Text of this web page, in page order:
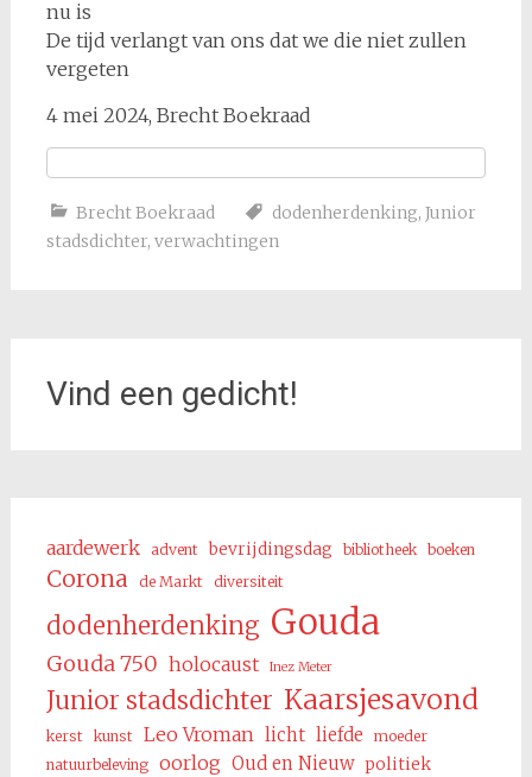
nu is
De tijd verlangt van ons dat we die niet zullen
vergeten
4 mei 2024, Brecht Boekraad
Brecht Boekraad dodenherdenking, Junior
stadsdichter, verwachtingen
Vind een gedicht!
aardewerk advent bevrijdingsdag bibliotheek boeken
Corona de Markt diversiteit
dodenherdenking Gouda
Gouda 750 holocaust Inez Meter
Junior stadsdichter Kaarsjesavond
kerst kunst Leo Vroman licht liefde
moeder
natuurbeleving
oorlog Oud en Nieuw politiek